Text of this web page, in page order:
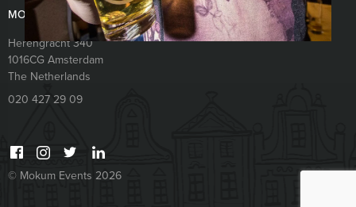
MOKUM EVENTS
Herengracht 340
1016CG Amsterdam
The Netherlands
020 427 29 09
© Mokum Events 2026